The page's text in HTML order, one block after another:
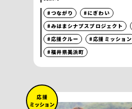
#つながり
#にぎわい
#みはまシナプスプロジェクト
#応援クルー
#応援ミッション
#福井県美浜町
応 援
ミッション